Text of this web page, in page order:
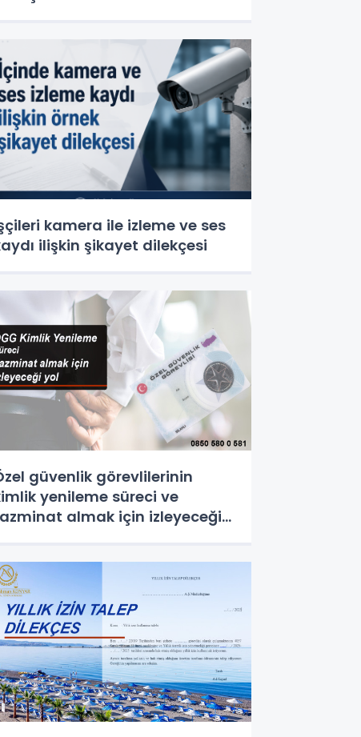
kamera ile izleme ve ses
ilişkin şikayet dilekçesi
güvenlik görevlilerinin
yenileme süreci ve
almak için izleyeceği